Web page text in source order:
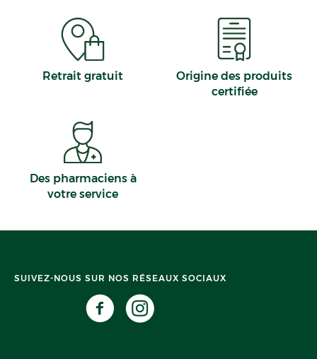
Retrait gratuit
Origine des produits
certifiée
Des pharmaciens à
votre service
SUIVEZ-NOUS SUR NOS RÉSEAUX SOCIAUX